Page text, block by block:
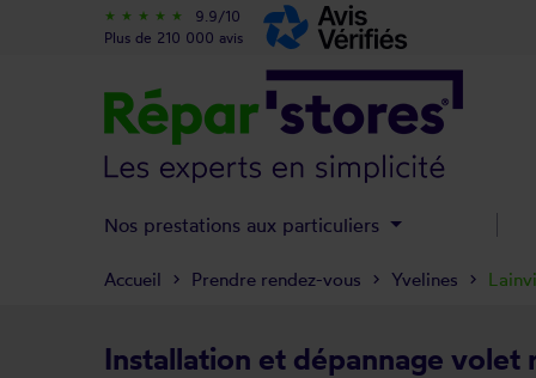
Installation et dépannage volet
Accueil Prendre rendez-vous Yvelines
star_rate star_rate star_rate star_rate star_rate
9.9/10
Plus de 210 000 avis
Nos prestations aux particuliers